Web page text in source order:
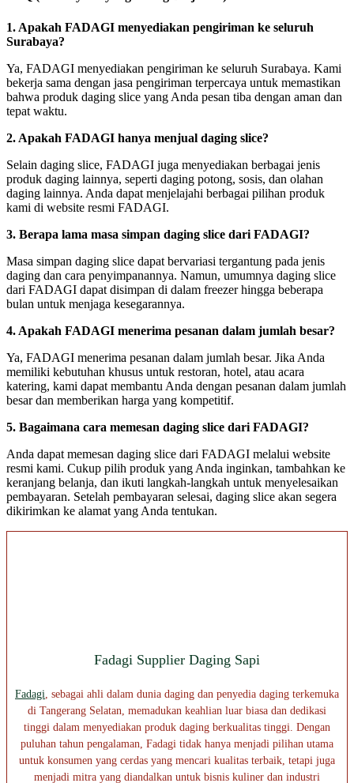
1. Apakah FADAGI menyediakan pengiriman ke seluruh
Surabaya?
Ya, FADAGI menyediakan pengiriman ke seluruh Surabaya. Kami
bekerja sama dengan jasa pengiriman terpercaya untuk memastikan
bahwa produk daging slice yang Anda pesan tiba dengan aman dan
tepat waktu.
2. Apakah FADAGI hanya menjual daging slice?
Selain daging slice, FADAGI juga menyediakan berbagai jenis
produk daging lainnya, seperti daging potong, sosis, dan olahan
daging lainnya. Anda dapat menjelajahi berbagai pilihan produk
kami di website resmi FADAGI.
3. Berapa lama masa simpan daging slice dari FADAGI?
Masa simpan daging slice dapat bervariasi tergantung pada jenis
daging dan cara penyimpanannya. Namun, umumnya daging slice
dari FADAGI dapat disimpan di dalam freezer hingga beberapa
bulan untuk menjaga kesegarannya.
4. Apakah FADAGI menerima pesanan dalam jumlah besar?
Ya, FADAGI menerima pesanan dalam jumlah besar. Jika Anda
memiliki kebutuhan khusus untuk restoran, hotel, atau acara
katering, kami dapat membantu Anda dengan pesanan dalam jumlah
besar dan memberikan harga yang kompetitif.
5. Bagaimana cara memesan daging slice dari FADAGI?
Anda dapat memesan daging slice dari FADAGI melalui website
resmi kami. Cukup pilih produk yang Anda inginkan, tambahkan ke
keranjang belanja, dan ikuti langkah-langkah untuk menyelesaikan
pembayaran. Setelah pembayaran selesai, daging slice akan segera
dikirimkan ke alamat yang Anda tentukan.
Fadagi Supplier Daging Sapi
Fadagi , sebagai ahli dalam dunia daging dan penyedia daging terkemuka
di Tangerang Selatan, memadukan keahlian luar biasa dan dedikasi
tinggi dalam menyediakan produk daging berkualitas tinggi. Dengan
puluhan tahun pengalaman, Fadagi tidak hanya menjadi pilihan utama
untuk konsumen yang cerdas yang mencari kualitas terbaik, tetapi juga
menjadi mitra yang diandalkan untuk bisnis kuliner dan industri